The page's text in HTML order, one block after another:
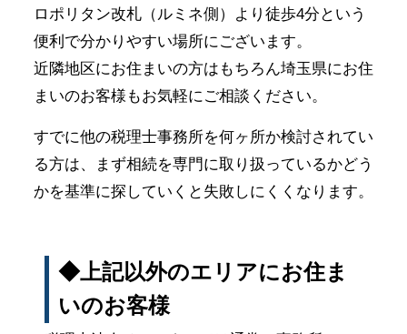
ロポリタン改札（ルミネ側）より徒歩4分という
便利で分かりやすい場所にございます。
近隣地区にお住まいの方はもちろん埼玉県にお住
まいのお客様もお気軽にご相談ください。
すでに他の税理士事務所を何ヶ所か検討されてい
る方は、まず相続を専門に取り扱っているかどう
かを基準に探していくと失敗しにくくなります。
◆上記以外のエリアにお住ま
いのお客様